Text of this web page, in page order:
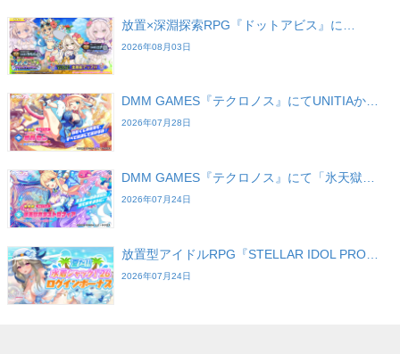
放置×深淵探索RPG『ドットアビス』に…
2026年08月03日
DMM GAMES『テクロノス』にてUNITIAか…
2026年07月28日
DMM GAMES『テクロノス』にて「氷天獄…
2026年07月24日
放置型アイドルRPG『STELLAR IDOL PRO…
2026年07月24日